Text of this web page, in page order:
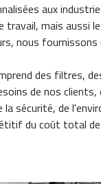
aux
travail, mais aussi
nous
des filtres,
de nos
sécurité, de
du coût total